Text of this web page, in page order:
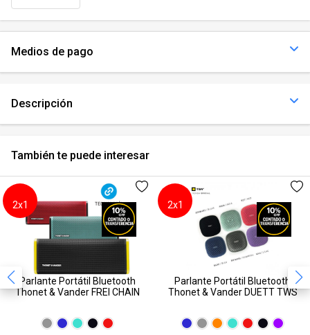
Medios de pago
Descripción
También te puede interesar
Parlante Portátil Bluetooth
Thonet & Vander FREI CHAIN
2x1
Parlante Portátil Bluetooth
Thonet & Vander DUETT TWS
2x1